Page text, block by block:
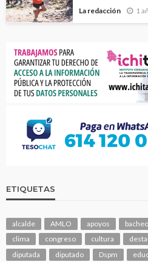
La redacción 1
ETIQUETAS
alcalde AMLO apoyos bacheo
clima
congreso cultura
diputada
diputado Dspm